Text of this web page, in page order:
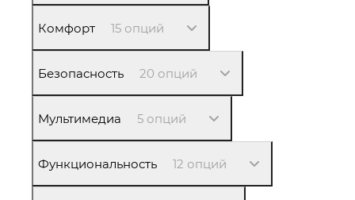
Комфорт 15 опций
Безопасность 20 опций
Мультимедиа 5 опций
Функциональность 12 опций